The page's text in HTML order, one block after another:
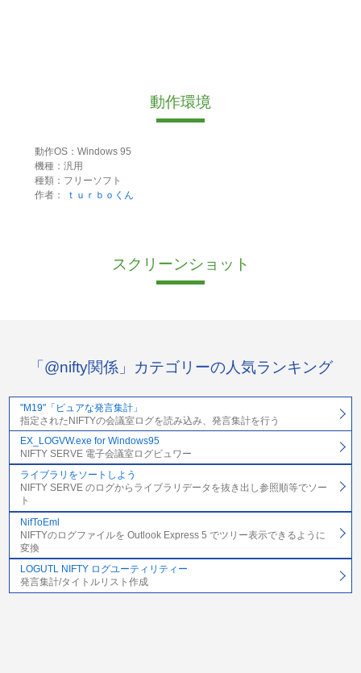
動作環境
動作OS：Windows 95
機種：汎用
種類：フリーソフト
作者：
ｔｕｒｂｏくん
スクリーンショット
「@nifty関係」カテゴリーの人気ランキング
"M19"「ピュアな発言集計」
指定されたNIFTYの会議室ログを読み込み、発言集計を行う
EX_LOGVW.exe for Windows95
NIFTY SERVE 電子会議室ログビュワー
ライブラリをソートしよう
NIFTY SERVE のログからライブラリデータを抜き出し参照順等でソー
ト
NifToEml
NIFTYのログファイルを Outlook Express 5 でツリー表示できるように
変換
LOGUTL NIFTY ログユーティリティー
発言集計/タイトルリスト作成